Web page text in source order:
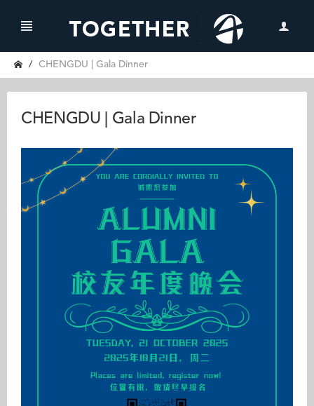
CHENGDU | Gala Dinner
CHENGDU | Gala Dinner